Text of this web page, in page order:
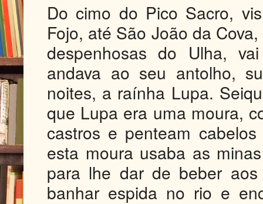
Do cimo do Pico Sacro,
Fojo, até São João da
despenhosas do Ulha,
andava ao seu antolho,
noites, a raínha Lupa.
que Lupa era uma moura,
castros e penteam
esta moura usaba as
para lhe dar de beber
banhar espida no rio e